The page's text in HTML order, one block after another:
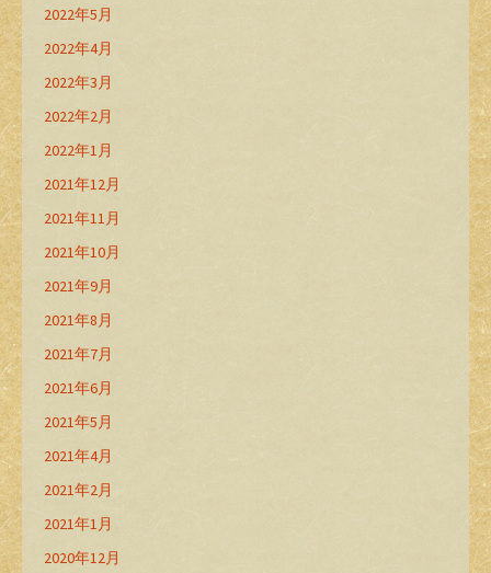
2022年5月
2022年4月
2022年3月
2022年2月
2022年1月
2021年12月
2021年11月
2021年10月
2021年9月
2021年8月
2021年7月
2021年6月
2021年5月
2021年4月
2021年2月
2021年1月
2020年12月